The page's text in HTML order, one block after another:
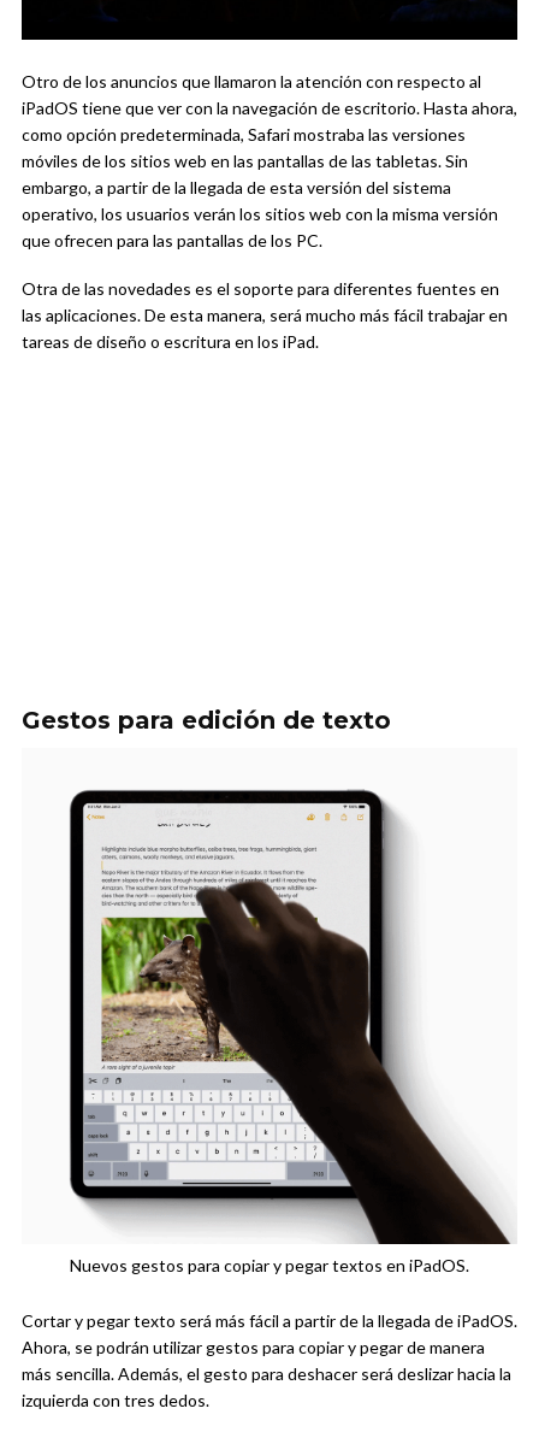
Otro de los anuncios que llamaron la atención con respecto al
iPadOS tiene que ver con la navegación de escritorio. Hasta ahora,
como opción predeterminada, Safari mostraba las versiones
móviles de los sitios web en las pantallas de las tabletas. Sin
embargo, a partir de la llegada de esta versión del sistema
operativo, los usuarios verán los sitios web con la misma versión
que ofrecen para las pantallas de los PC.
Otra de las novedades es el soporte para diferentes fuentes en
las aplicaciones. De esta manera, será mucho más fácil trabajar en
tareas de diseño o escritura en los iPad.
Gestos para edición de texto
Nuevos gestos para copiar y pegar textos en iPadOS.
Cortar y pegar texto será más fácil a partir de la llegada de iPadOS.
Ahora, se podrán utilizar gestos para copiar y pegar de manera
más sencilla. Además, el gesto para deshacer será deslizar hacia la
izquierda con tres dedos.